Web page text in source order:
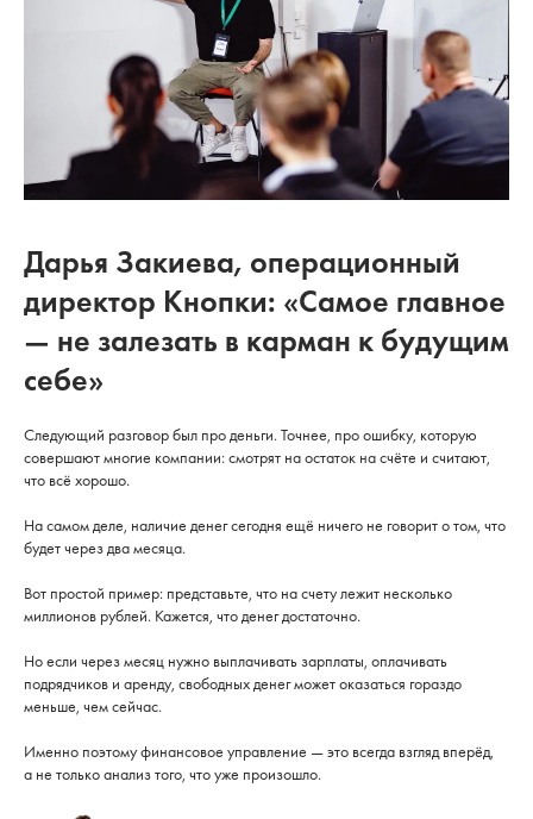
Дарья Закиева, операционный
директор Кнопки: «Самое главное
— не залезать в карман к будущим
себе»
Следующий разговор был про деньги. Точнее, про ошибку, которую
совершают многие компании: смотрят на остаток на счёте и считают,
что всё хорошо.
На самом деле, наличие денег сегодня ещё ничего не говорит о том, что
будет через два месяца.
Вот простой пример: представьте, что на счету лежит несколько
миллионов рублей. Кажется, что денег достаточно.
Но если через месяц нужно выплачивать зарплаты, оплачивать
подрядчиков и аренду, свободных денег может оказаться гораздо
меньше, чем сейчас.
Именно поэтому финансовое управление — это всегда взгляд вперёд,
а не только анализ того, что уже произошло.